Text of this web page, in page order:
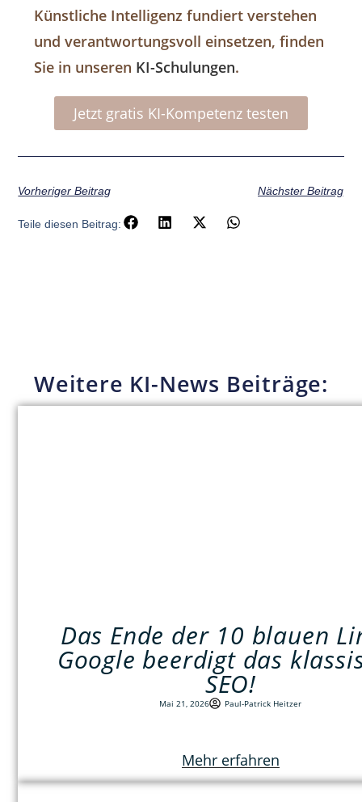
Künstliche Intelligenz fundiert verstehen
und verantwortungsvoll einsetzen, finden
Sie in unseren KI-Schulungen.
Jetzt gratis KI-Kompetenz testen
Vorheriger Beitrag Nächster Beitrag
Teile diesen Beitrag:
Weitere KI-News Beiträge:
Das Ende der 10 blauen
Google beerdigt das
SEO!
Mai 21, 2026 Paul-Patrick Heitzer
Mehr erfahren